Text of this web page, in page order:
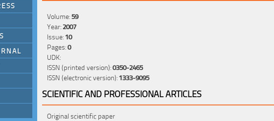
Volume:59
Year:2007
Issue:10
Pages:0
UDK:
ISSN (printed version):0350-2465
ISSN (electronic version):1333-9095
SCIENTIFIC AND PROFESSIONAL ARTICLES
Original scientific paper